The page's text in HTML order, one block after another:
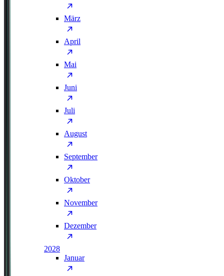
März
April
Mai
Juni
Juli
August
September
Oktober
November
Dezember
2028
Januar